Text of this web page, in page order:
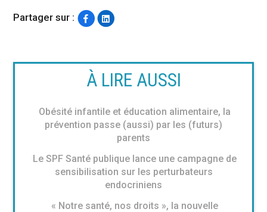
Partager sur :
À LIRE AUSSI
Obésité infantile et éducation alimentaire, la
prévention passe (aussi) par les (futurs)
parents
Le SPF Santé publique lance une campagne de
sensibilisation sur les perturbateurs
endocriniens
« Notre santé, nos droits », la nouvelle